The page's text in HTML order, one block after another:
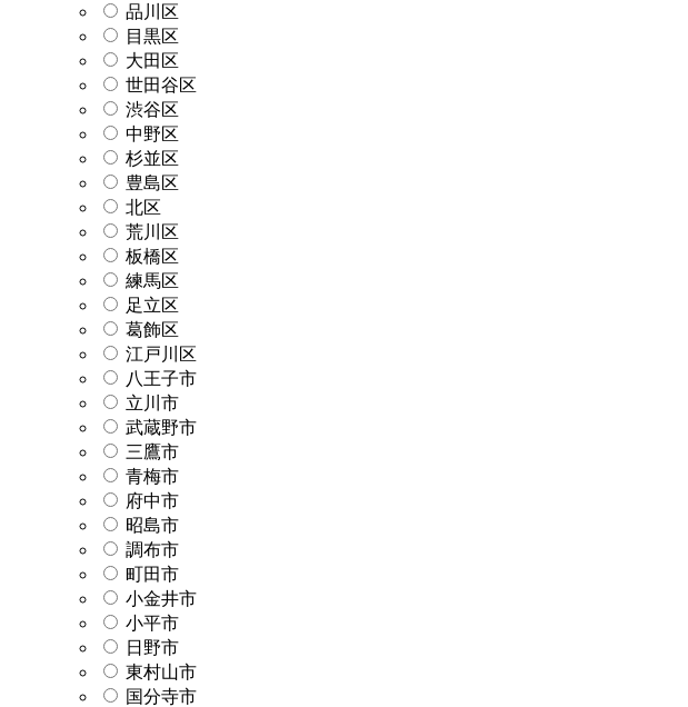
品川区
目黒区
大田区
世田谷区
渋谷区
中野区
杉並区
豊島区
北区
荒川区
板橋区
練馬区
足立区
葛飾区
江戸川区
八王子市
立川市
武蔵野市
三鷹市
青梅市
府中市
昭島市
調布市
町田市
小金井市
小平市
日野市
東村山市
国分寺市